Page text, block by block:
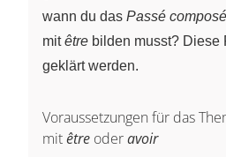
wann du das Passé composé
mitêtre bilden musst? Diese
geklärt werden.
Voraussetzungen für das
mitêtre oderavoir